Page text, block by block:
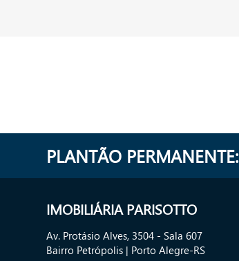
PLANTÃO PERMANENTE:
IMOBILIÁRIA PARISOTTO
Av. Protásio Alves, 3504 - Sala 607
Bairro Petrópolis | Porto Alegre-RS